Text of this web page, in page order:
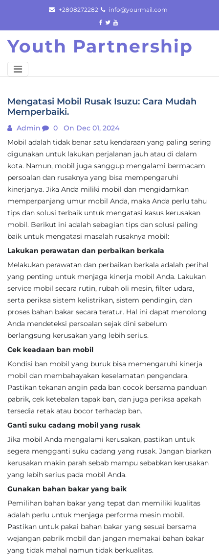
content
+2808272282 info@yourmail.com
Youth Partnership
Mengatasi Mobil Rusak Isuzu: Cara Mudah
Memperbaiki.
Admin 0
On Dec 01, 2024
Mobil adalah tidak benar satu kendaraan yang paling sering
digunakan untuk lakukan perjalanan jauh atau di dalam
kota. Namun, mobil juga sanggup mengalami bermacam
persoalan dan rusaknya yang bisa mempengaruhi
kinerjanya. Jika Anda miliki mobil dan mengidamkan
memperpanjang umur mobil Anda, maka Anda perlu tahu
tips dan solusi terbaik untuk mengatasi kasus kerusakan
mobil. Berikut ini adalah sebagian tips dan solusi paling
baik untuk mengatasi masalah rusaknya mobil:
Lakukan perawatan dan perbaikan berkala
Melakukan perawatan dan perbaikan berkala adalah perihal
yang penting untuk menjaga kinerja mobil Anda. Lakukan
service mobil secara rutin, rubah oli mesin, filter udara,
serta periksa sistem kelistrikan, sistem pendingin, dan
proses bahan bakar secara teratur. Hal ini dapat menolong
Anda mendeteksi persoalan sejak dini sebelum
berlangsung kerusakan yang lebih serius.
Cek keadaan ban mobil
Kondisi ban mobil yang buruk bisa memengaruhi kinerja
mobil dan membahayakan keselamatan pengendara.
Pastikan tekanan angin pada ban cocok bersama panduan
pabrik, cek ketebalan tapak ban, dan juga periksa apakah
tersedia retak atau bocor terhadap ban.
Ganti suku cadang mobil yang rusak
Jika mobil Anda mengalami kerusakan, pastikan untuk
segera mengganti suku cadang yang rusak. Jangan biarkan
kerusakan makin parah sebab mampu sebabkan kerusakan
yang lebih serius pada mobil Anda.
Gunakan bahan bakar yang baik
Pemilihan bahan bakar yang tepat dan memiliki kualitas
adalah perlu untuk menjaga performa mesin mobil.
Pastikan untuk pakai bahan bakar yang sesuai bersama
wejangan pabrik mobil dan jangan memakai bahan bakar
yang tidak mahal namun tidak berkualitas.